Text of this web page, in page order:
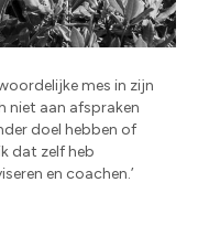
mes in zijn
niet aan afspraken
doel hebben of
dat zelf heb
en coachen.’